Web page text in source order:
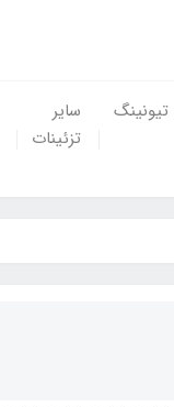
تیونینگ
سایر
تزئینات